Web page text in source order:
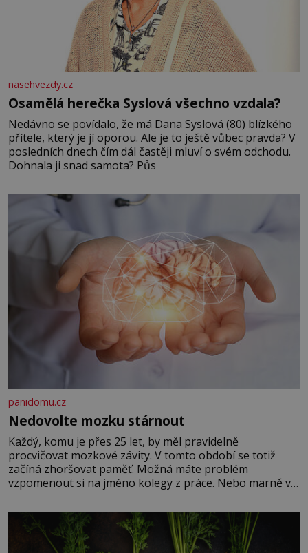
nasehvezdy.cz
Osamělá herečka Syslová všechno vzdala?
Nedávno se povídalo, že má Dana Syslová (80) blízkého
přítele, který je jí oporou. Ale je to ještě vůbec pravda? V
posledních dnech čím dál častěji mluví o svém odchodu.
Dohnala ji snad samota? Půs
panidomu.cz
Nedovolte mozku stárnout
Každý, komu je přes 25 let, by měl pravidelně
procvičovat mozkové závity. V tomto období se totiž
začíná zhoršovat paměť. Možná máte problém
vzpomenout si na jméno kolegy z práce. Nebo marně v
Je to opravdu tak, s věkem jako kdyby se paměť
rozhodla stávkovat. Cvičte